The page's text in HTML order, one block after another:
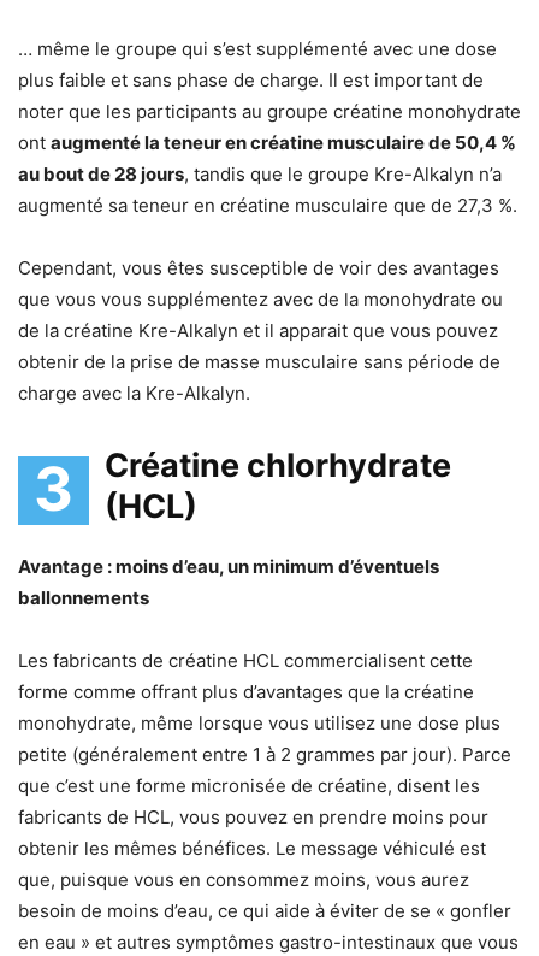
… même le groupe qui s’est supplémenté avec une dose
plus faible et sans phase de charge. Il est important de
noter que les participants au groupe créatine monohydrate
ont augmenté la teneur en créatine musculaire de 50,4 %
au bout de 28 jours, tandis que le groupe Kre-Alkalyn n’a
augmenté sa teneur en créatine musculaire que de 27,3 %.
Cependant, vous êtes susceptible de voir des avantages
que vous vous supplémentez avec de la monohydrate ou
de la créatine Kre-Alkalyn et il apparait que vous pouvez
obtenir de la prise de masse musculaire sans période de
charge avec la Kre-Alkalyn.
3
Créatine chlorhydrate
(HCL)
Avantage : moins d’eau, un minimum d’éventuels
ballonnements
Les fabricants de créatine HCL commercialisent cette
forme comme offrant plus d’avantages que la créatine
monohydrate, même lorsque vous utilisez une dose plus
petite (généralement entre 1 à 2 grammes par jour). Parce
que c’est une forme micronisée de créatine, disent les
fabricants de HCL, vous pouvez en prendre moins pour
obtenir les mêmes bénéfices. Le message véhiculé est
que, puisque vous en consommez moins, vous aurez
besoin de moins d’eau, ce qui aide à éviter de se « gonfler
en eau » et autres symptômes gastro-intestinaux que vous